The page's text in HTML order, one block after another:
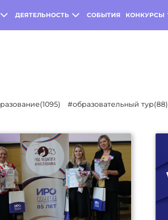
ДЕЯТЕЛЬНОСТЬ СОБЫТИЯ КОНКУРСЫ
#образовательный тур(88)